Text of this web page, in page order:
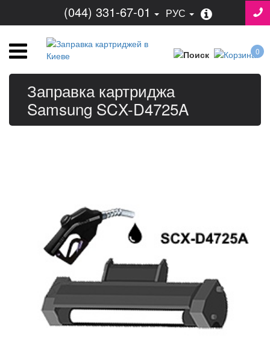
(044) 331-67-01 РУС
0
Заправка картриджа
Samsung SCX-D4725A